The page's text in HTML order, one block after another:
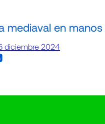
mediaval en manos
diciembre 2024